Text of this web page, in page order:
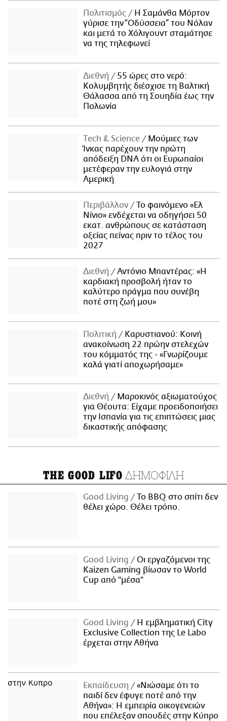
Πολιτισμός
Η Σαμάνθα Μόρτον
γύρισε την “Οδύσσεια” του Νόλαν
και μετά το Χόλιγουντ σταμάτησε
να της τηλεφωνεί
Διεθνή
55 ώρες στο νερό:
Κολυμβητής διέσχισε τη Βαλτική
Θάλασσα από τη Σουηδία έως την
Πολωνία
Τech & Science
Μούμιες των
Ίνκας παρέχουν την πρώτη
απόδειξη DNA ότι οι Ευρωπαίοι
μετέφεραν την ευλογιά στην
Αμερική
Περιβάλλον
Το φαινόμενο «Ελ
Νίνιο» ενδέχεται να οδηγήσει 50
εκατ. ανθρώπους σε κατάσταση
οξείας πείνας πριν το τέλος του
2027
Διεθνή
Αντόνιο Μπαντέρας: «Η
καρδιακή προσβολή ήταν το
καλύτερο πράγμα που συνέβη
ποτέ στη ζωή μου»
Πολιτική
Καρυστιανού: Κοινή
ανακοίνωση 22 πρώην στελεχών
του κόμματός της - «Γνωρίζουμε
καλά γιατί αποχωρήσαμε»
Διεθνή
Μαροκινός αξιωματούχος
για Θέουτα: Είχαμε προειδοποιήσει
την Ισπανία για τις επιπτώσεις μιας
δικαστικής απόφασης
THE GOOD LIFO ΔΗΜΟΦΙΛΗ
Good Living
Το BBQ στο σπίτι δεν
θέλει χώρο. Θέλει τρόπο.
Good Living
Οι εργαζόμενοι της
Kaizen Gaming βίωσαν το World
Cup από "μέσα"
Good Living
Η εμβληματική City
Exclusive Collection της Le Labo
έρχεται στην Αθήνα
Εκπαίδευση
«Νιώσαμε ότι το
παιδί δεν έφυγε ποτέ από την
Αθήνα»: Η εμπειρία οικογενειών
που επέλεξαν σπουδές στην Κύπρο